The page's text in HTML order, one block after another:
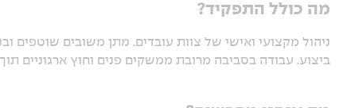
מה כולל התפקיד?
ניהול מקצועי ואישי של צוות עובדים. מתן משובים שוטפים
ביצוע. עבודה בסביבה מרובת ממשקים פנים וחוץ ארגוניים